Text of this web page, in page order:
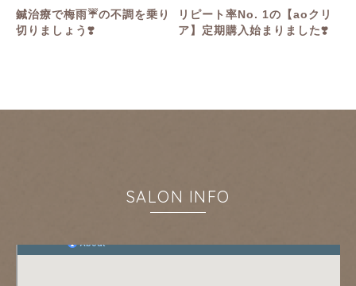
鍼治療で梅雨☔️の不調を乗り
切りましょう❣️
リピート率No. 1の【aoクリ
ア】定期購入始まりました❣️
SALON INFO